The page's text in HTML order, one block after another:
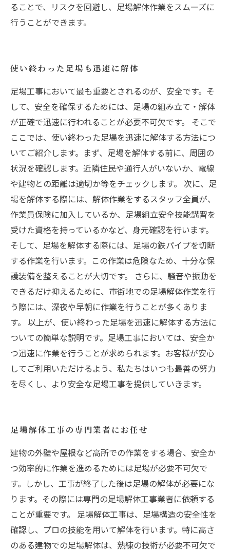
ることで、リスクを回避し、足場解体作業をスムーズに
行うことができます。
使い終わった足場も迅速に解体
足場工事において最も重要とされるのが、安全です。そ
して、安全を確保するためには、足場の組み立て・解体
が正確で迅速に行われることが必要不可欠です。 そこで
ここでは、使い終わった足場を迅速に解体する方法につ
いてご紹介します。まず、足場を解体する前に、周囲の
状況を確認します。近隣住民や通行人がいないか、電線
や建物との距離は適切か等をチェックします。 次に、足
場を解体する際には、解体作業をするスタッフ全員が、
作業員保険に加入しているか、足場組立安全技能講習を
受けた資格を持っているかなど、身元確認を行います。
そして、足場を解体する際には、足場の鉄パイプを切断
する作業を行います。この作業は危険なため、十分な保
護装備を整えることが大切です。 さらに、騒音や振動を
できるだけ抑えるために、市街地での足場解体作業を行
う際には、深夜や早朝に作業を行うことが多くありま
す。 以上が、使い終わった足場を迅速に解体する方法に
ついての簡単な説明です。足場工事においては、安全か
つ迅速に作業を行うことが求められます。お客様が安心
してご利用いただけるよう、私たちはいつも最善の努力
を尽くし、より安全な足場工事を提供していきます。
足場解体工事の専門業者にお任せ
建物の外壁や屋根など高所での作業をする場合、安全か
つ効率的に作業を進めるためには足場が必要不可欠で
す。しかし、工事が終了した後は足場の解体が必要にな
ります。その際には専門の足場解体工事業者に依頼する
ことが重要です。 足場解体工事は、足場構造の安全性を
確認し、プロの技能を用いて解体を行います。特に高さ
のある建物での足場解体は、熟練の技術が必要不可欠で